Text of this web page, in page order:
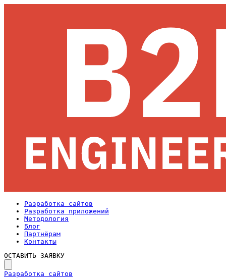
Разработка сайтов
Разработка приложений
Методология
Блог
Партнёрам
Контакты
ОСТАВИТЬ ЗАЯВКУ
Разработка сайтов